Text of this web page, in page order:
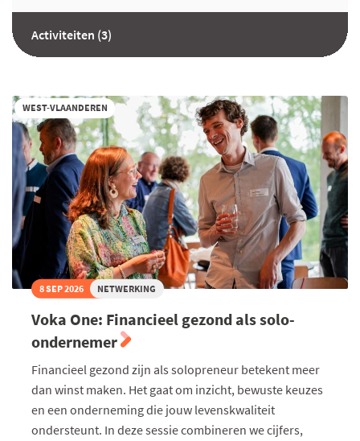
Activiteiten (3)
WEST-VLAANDEREN
8 SEP 2026 NETWERKING
Voka One: Financieel gezond als solo-
ondernemer
Financieel gezond zijn als solopreneur betekent meer
dan winst maken. Het gaat om inzicht, bewuste keuzes
en een onderneming die jouw levenskwaliteit
ondersteunt. In deze sessie combineren we cijfers,